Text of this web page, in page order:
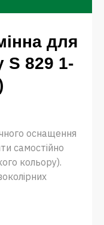
для
S 829 1-
оснащення
самостійно
кольору).